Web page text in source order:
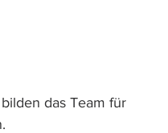
das Team für